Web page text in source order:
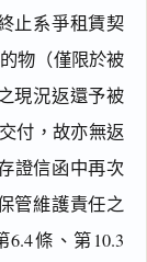
止系爭租賃契
物（僅限於被
現況返還予被
付，故亦無返
證信函中再次
管維護責任之
條、第10.3